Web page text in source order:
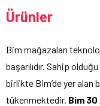
Ürünler
Bim mağazaları
başarılıdır. Sahip
birlikte Bim’de yer
tükenmektedir. Bim